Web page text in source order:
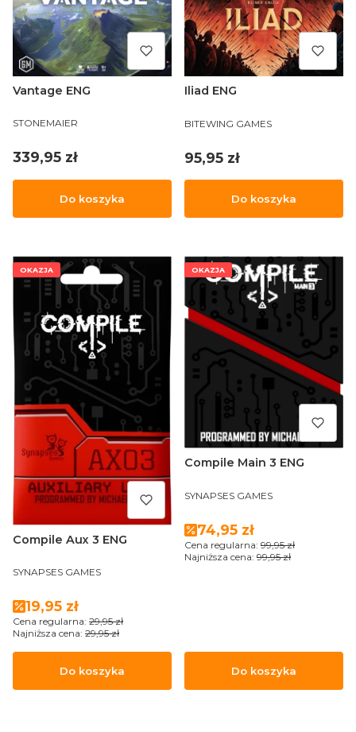
Vantage ENG
PRODUCENT
STONEMAIER
Cena
339,95 zł
Do koszyka
Iliad ENG
PRODUCENT
BITEWING GAMES
Cena
95,95 zł
Do koszyka
OKAZJA
Compile Aux 3 ENG
PRODUCENT
SYNAPSES GAMES
Cena promocyjna
19,95 zł
Cena regularna: 29,95 zł
Najniższa cena: 29,95 zł
Do koszyka
OKAZJA
Compile Main 3 ENG
PRODUCENT
SYNAPSES GAMES
Cena promocyjna
74,95 zł
Cena regularna: 99,95 zł
Najniższa cena: 99,95 zł
Do koszyka